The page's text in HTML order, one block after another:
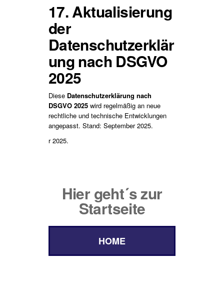
17. Aktualisierung
der
Datenschutzerklär
ung nach DSGVO
2025
Diese Datenschutzerklärung nach
DSGVO 2025wird regelmäßig an neue
rechtliche und technische Entwicklungen
angepasst. Stand: September 2025.
r 2025.
Hier geht´s zur
Startseite
HOME